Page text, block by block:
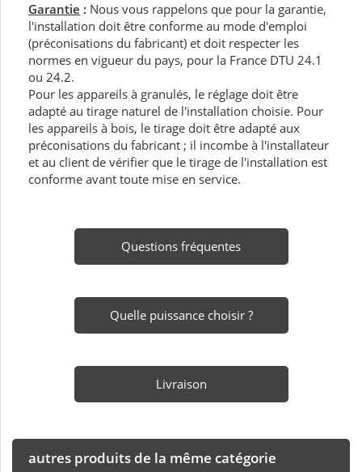
Garantie : Nous vous rappelons que pour la garantie,
l'installation doit être conforme au mode d'emploi
(préconisations du fabricant) et doit respecter les
normes en vigueur du pays, pour la France DTU 24.1
ou 24.2.
Pour les appareils à granulés, le réglage doit être
adapté au tirage naturel de l'installation choisie. Pour
les appareils à bois, le tirage doit être adapté aux
préconisations du fabricant ; il incombe à l'installateur
et au client de vérifier que le tirage de l'installation est
conforme avant toute mise en service.
Questions fréquentes
Quelle puissance choisir ?
Livraison
autres produits de la même catégorie